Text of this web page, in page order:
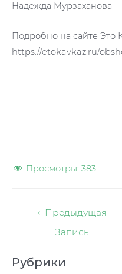
Надежда Мурзаханова
Подробно на сайте Это
https://etokavkaz.ru/
Просмотры: 383
Навигация
← Предыдущая
Запись
Рубрики